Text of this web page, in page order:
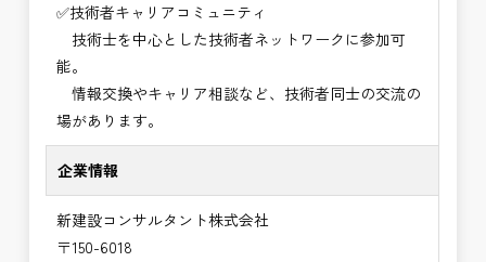
✅技術者キャリアコミュニティ
技術士を中心とした技術者ネットワークに参加可
能。
情報交換やキャリア相談など、技術者同士の交流の
場があります。
企業情報
新建設コンサルタント株式会社
〒150-6018